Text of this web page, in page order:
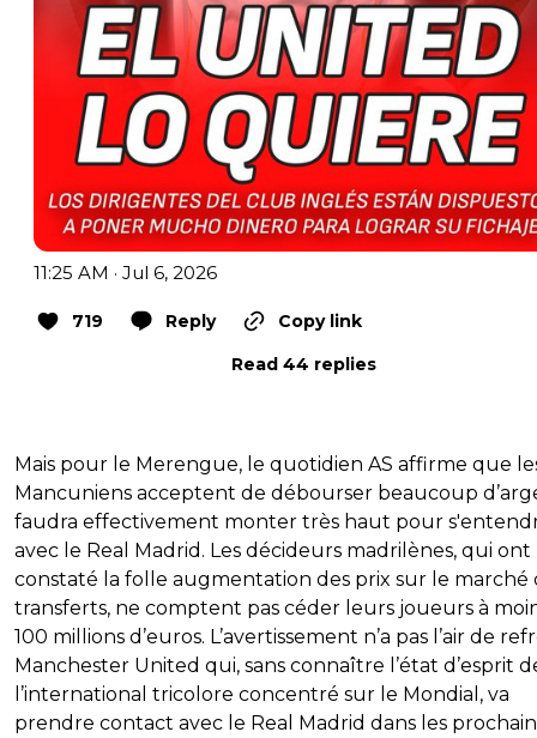
11:25 AM · Jul 6, 2026
719 Reply
Copy link
Read 44 replies
Mais pour le Merengue, le quotidien AS affirme que
Mancuniens acceptent de débourser beaucoup
faudra effectivement monter très haut pour
avec le Real Madrid. Les décideurs madrilènes, qui ont
constaté la folle augmentation des prix sur le marché
transferts, ne comptent pas céder leurs joueurs à
100 millions d’euros. L’avertissement n’a pas l’air de
Manchester United qui, sans connaître l’état d’esprit
l’international tricolore concentré sur le Mondial, va
prendre contact avec le Real Madrid dans les